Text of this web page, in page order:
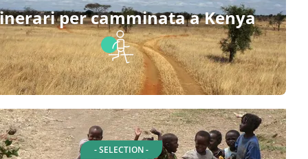
per camminata a Kenya
- SELECTION -